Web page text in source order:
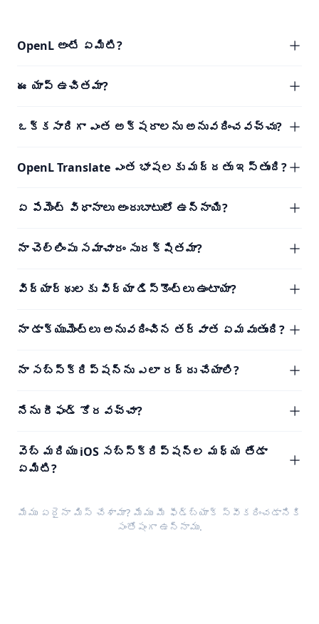
OpenL అంటే ఏమిటి?
ఈ యాప్ ఉచితమా?
ఒక్కసారిగా ఎంత అక్షరాలను అనువదించవచ్చు?
OpenL Translate ఎంత భాషలకు మద్దతు ఇస్తుంది?
ఏ పేమెంట్ విధానాలు అందుబాటులో ఉన్నాయి?
నా చెల్లింపు సమాచారం సురక్షితమా?
విద్యార్థులకు విద్యా డిస్కౌంట్లు ఉంటాయా?
నా డాక్యుమెంట్లు అనువదించిన తర్వాత ఏమవుతుంది?
నా సబ్‌స్క్రిప్షన్‌ను ఎలా రద్దు చేయాలి?
నేను రీఫండ్ కోరవచ్చా?
వెబ్ మరియు iOS సబ్‌స్క్రిప్షన్‌ల మధ్య తేడా
ఏమిటి?
మేము ఏదైనా మిస్ చేశామా? మేము మీ ఫీడ్‌బ్యాక్ స్వీకరించడానికి
సంతోషంగా ఉన్నాము.